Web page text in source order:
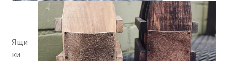
Ящи
ки